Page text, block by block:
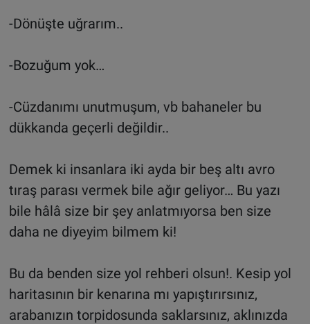
-Dönüşte uğrarım..
-Bozuğum yok…
-Cüzdanımı unutmuşum, vb bahaneler bu
dükkanda geçerli değildir..
Demek ki insanlara iki ayda bir beş altı avro
tıraş parası vermek bile ağır geliyor… Bu yazı
bile hâlâ size bir şey anlatmıyorsa ben size
daha ne diyeyim bilmem ki!
Bu da benden size yol rehberi olsun!. Kesip yol
haritasının bir kenarına mı yapıştırırsınız,
arabanızın torpidosunda saklarsınız, aklınızda